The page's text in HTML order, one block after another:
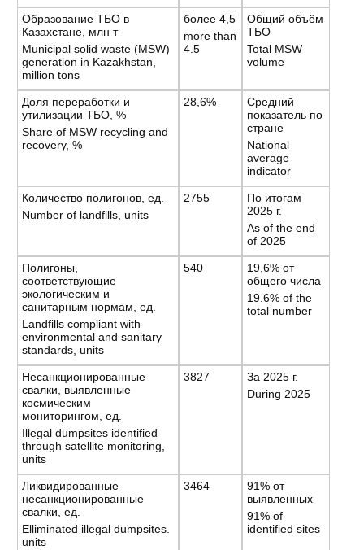
Образование ТБО в
Казахстане, млн т
Municipal solid waste (MSW)
generation in Kazakhstan,
million tons
более 4,5
more than
4.5
Общий объём
ТБО
Total MSW
volume
Доля переработки и
утилизации ТБО, %
Share of MSW recycling and
recovery, %
28,6%
Средний
показатель по
стране
National
average
indicator
Количество полигонов, ед.
Number of landfills, units
2755
По итогам
2025 г.
As of the end
of 2025
Полигоны,
соответствующие
экологическим и
санитарным нормам, ед.
Landfills compliant with
environmental and sanitary
standards, units
540
19,6% от
общего числа
19.6% of the
total number
Несанкционированные
свалки, выявленные
космическим
мониторингом, ед.
Illegal dumpsites identified
through satellite monitoring,
units
3827
За 2025 г.
During 2025
Ликвидированные
несанкционированные
свалки, ед.
Elliminated illegal dumpsites.
units
3464
91% от
выявленных
91% of
identified sites